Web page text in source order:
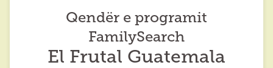
Qendër e programit
FamilySearch
El Frutal Guatemala